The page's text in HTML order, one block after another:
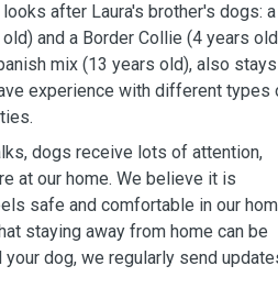
after Laura's brother's dogs: a
and a Border Collie (4 years
mix (13 years old), also stays
experience with different types
dogs receive lots of attention,
at our home. We believe it is
safe and comfortable in our
staying away from home can be
dog, we regularly send